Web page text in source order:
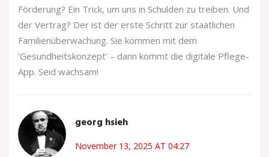
Förderung? Ein Trick, um uns in Schulden zu treiben. Und
der Vertrag? Der ist der erste Schritt zur staatlichen
Familienüberwachung. Sie kommen mit dem
‘Gesundheitskonzept’ – dann kommt die digitale Pflege-
App. Seid wachsam!
georg hsieh
November 13, 2025 AT 04:27